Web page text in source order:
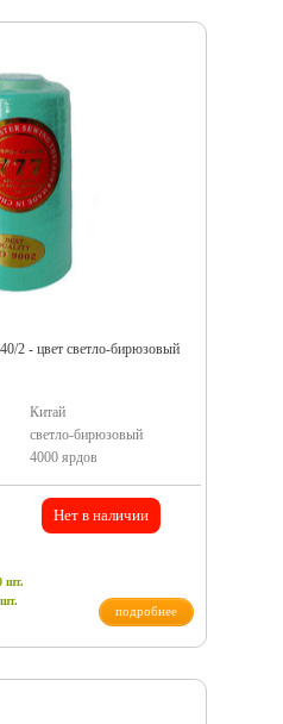
2 - цвет светло-бирюзовый
Китай
светло-бирюзовый
4000 ярдов
Нет в наличии
шт.
подробнее